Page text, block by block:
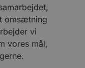
omsætning
vi
vores mål,